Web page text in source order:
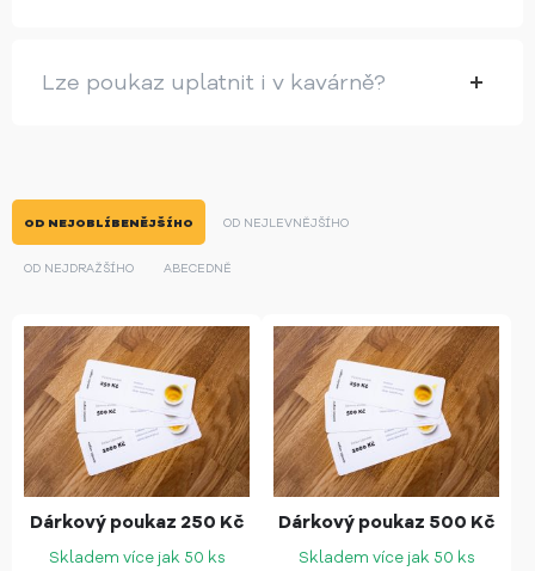
Lze poukaz uplatnit i v kavárně?
OD NEJOBLÍBENĚJŠÍHO OD NEJLEVNĚJŠÍHO
OD NEJDRAŽŠÍHO ABECEDNĚ
Dárkový poukaz 250 Kč
Skladem více jak 50 ks
Dárkový poukaz 500 Kč
Skladem více jak 50 ks